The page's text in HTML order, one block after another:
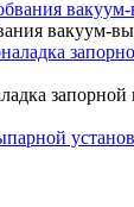
вакуум-